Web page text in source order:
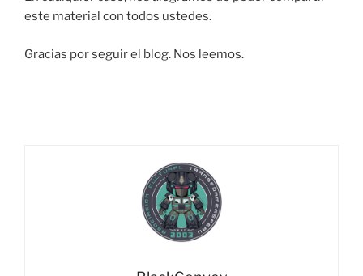
este material con todos ustedes.
Gracias por seguir el blog. Nos leemos.